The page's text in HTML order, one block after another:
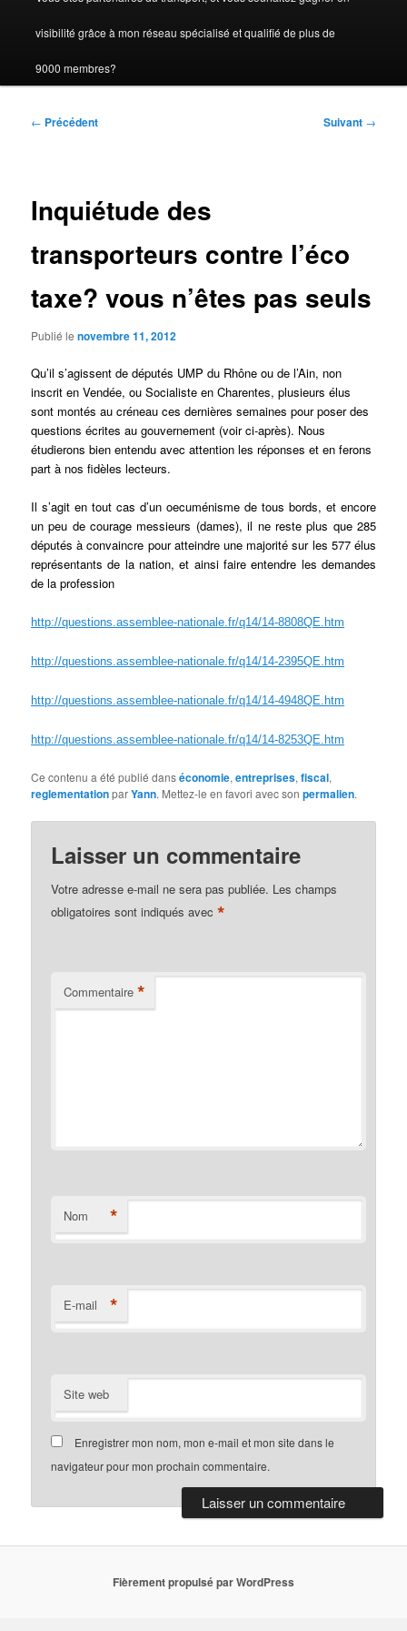
visibilité grâce à mon réseau spécialisé et qualifié de plus de
9000 membres?
Navigation
← Précédent Suivant →
Inquiétude des
transporteurs contre l’éco
taxe? vous n’êtes pas seuls
Publié lenovembre 11, 2012
Qu’il s’agissent de députés UMP du Rhône ou de l’Ain, non
inscrit en Vendée, ou Socialiste en Charentes, plusieurs élus
sont montés au créneau ces dernières semaines pour poser des
questions écrites au gouvernement (voir ci-après). Nous
étudierons bien entendu avec attention les réponses et en ferons
part à nos fidèles lecteurs.
Il s’agit en tout cas d’un oecuménisme de tous bords, et encore
un peu de courage messieurs (dames), il ne reste plus que 285
députés à convaincre pour atteindre une majorité sur les 577 élus
représentants de la nation, et ainsi faire entendre les demandes
de la profession
http://questions.assemblee-nationale.fr/q14/14-8808QE.htm
http://questions.assemblee-nationale.fr/q14/14-2395QE.htm
http://questions.assemblee-nationale.fr/q14/14-4948QE.htm
http://questions.assemblee-nationale.fr/q14/14-8253QE.htm
Ce contenu a été publié danséconomie,entreprises,fiscal,
reglementationparYann. Mettez-le en favori avec sonpermalien.
Laisser un commentaire
Votre adresse e-mail ne sera pas publiée. Les champs
obligatoires sont indiqués avec*
Commentaire *
Nom *
E-mail *
Site web
Enregistrer mon nom, mon e-mail et mon site dans le
navigateur pour mon prochain commentaire.
Fièrement propulsé par WordPress